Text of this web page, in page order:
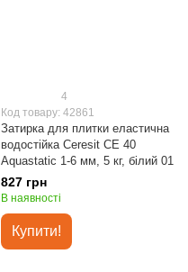
4
Код товару: 42861
Затирка для плитки еластична
водостійка Ceresit CE 40
Aquastatic 1-6 мм, 5 кг, білий 01
827 грн
В наявності
Купити!